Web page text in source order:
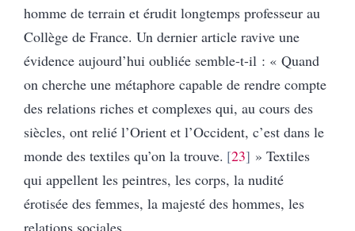
homme de terrain et érudit longtemps professeur au
Collège de France. Un dernier article ravive une
évidence aujourd’hui oubliée semble-t-il : « Quand
on cherche une métaphore capable de rendre compte
des relations riches et complexes qui, au cours des
siècles, ont relié l’Orient et l’Occident, c’est dans le
monde des textiles qu’on la trouve. 23 » Textiles
qui appellent les peintres, les corps, la nudité
érotisée des femmes, la majesté des hommes, les
relations sociales.